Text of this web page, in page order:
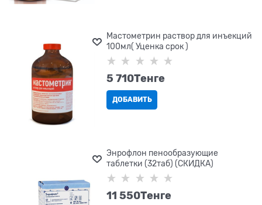
Мастометрин раствор для инъекций
100мл( Уценка срок )
5 710Tенге
ДОБАВИТЬ
Энрофлон пенообразующие
таблетки (32таб) (СКИДКА)
11 550Tенге